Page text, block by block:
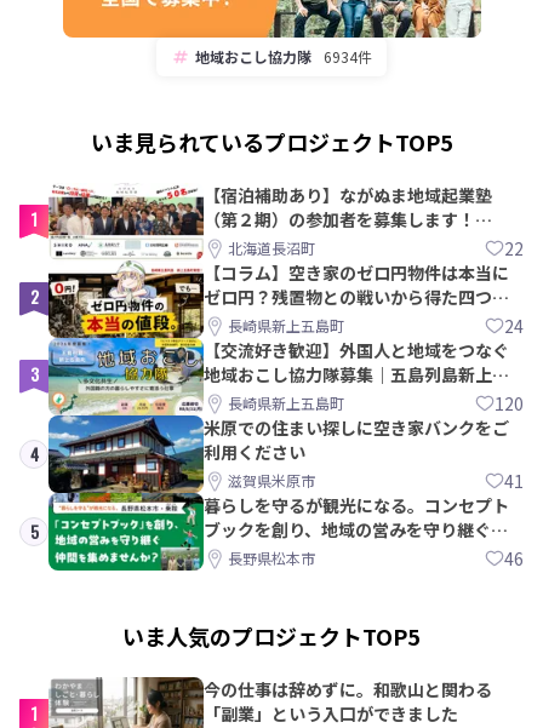
地域おこし協力隊 6934件
いま見られているプロジェクトTOP5
1
【宿泊補助あり】ながぬま地域起業塾
（第２期）の参加者を募集します！
【8/21〆】
北海道長沼町 22
2
【コラム】空き家のゼロ円物件は本当に
ゼロ円？残置物との戦いから得た四つの
教訓｜新上五島町
長崎県新上五島町 24
3
【交流好き歓迎】外国人と地域をつなぐ
地域おこし協力隊募集｜五島列島新上五
島町長崎県新上五島町 120
4
米原での住まい探しに空き家バンクをご
利用ください
滋賀県米原市 41
5
暮らしを守るが観光になる。コンセプト
ブックを創り、地域の営みを守り継ぐ仲
間を集めませんか？
長野県松本市 46
いま人気のプロジェクトTOP5
1
今の仕事は辞めずに。和歌山と関わる
「副業」という入口ができました